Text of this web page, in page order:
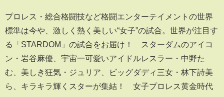
プロレス・総合格闘技など格闘エンターテイメントの世界
標準は今や、激しく熱く美しい“女子”の試合。世界が注目す
る「STARDOM」の試合をお届け！ スターダムのアイコ
ン・岩谷麻優、宇宙一可愛いアイドルレスラー・中野た
む、美しき狂気・ジュリア、ビッグダディ三女・林下詩美
ら、キラキラ輝くスターが集結！ 女子プロレス黄金時代